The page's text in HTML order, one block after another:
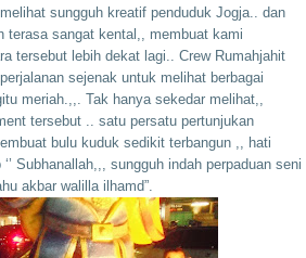
sungguh kreatif penduduk Jogja.. dan
terasa sangat kental,, membuat kami
tersebut lebih dekat lagi.. Crew Rumahjahit
sejenak untuk melihat berbagai
meriah.,,. Tak hanya sekedar melihat,,
tersebut .. satu persatu pertunjukan
bulu kuduk sedikit terbangun ,, hati
Subhanallah,,, sungguh indah perpaduan seni
akbar walilla ilhamd”.